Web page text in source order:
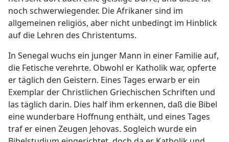
noch schwerwiegender. Die Afrikaner sind im
allgemeinen religiös, aber nicht unbedingt im Hinblick
auf die Lehren des Christentums.
In Senegal wuchs ein junger Mann in einer Familie auf,
die Fetische verehrte. Obwohl er Katholik war, opferte
er täglich den Geistern. Eines Tages erwarb er ein
Exemplar der Christlichen Griechischen Schriften und
las täglich darin. Dies half ihm erkennen, daß die Bibel
eine wunderbare Hoffnung enthält, und eines Tages
traf er einen Zeugen Jehovas. Sogleich wurde ein